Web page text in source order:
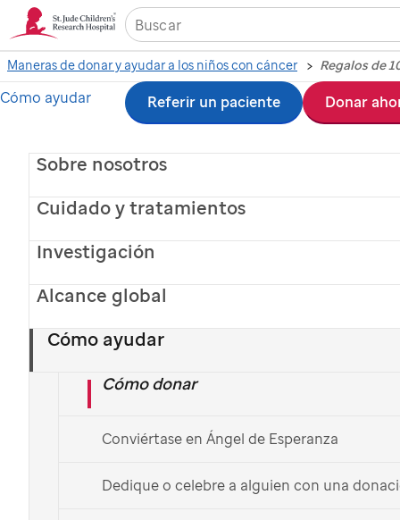
Ir
contenido
principal
Sobre nosotros
Cuidado y tratamientos
Investigación
Alcance global
Cómo ayudar
Cómo donar
Conviértase en Ángel de Esperanza
Dedique o celebre a alguien con una
Cómo ayudar Referir un paciente Donar
Maneras de donar y ayudar a los niños con cáncer
Regalos de 100 dólares
o menos para Navidad
Celebra estas fiestas con propósito y sorprende con
más curas y tratamientos para el cáncer infantil.
en nuestra tienda de regalos.
Explorar regalos
Donar ahora